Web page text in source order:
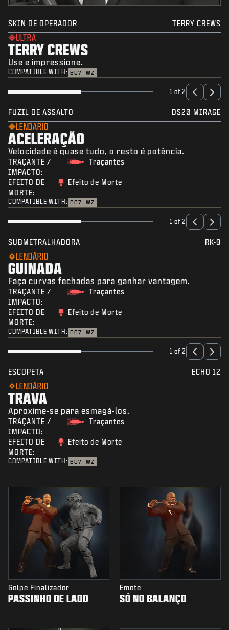
SKIN DE OPERADOR TERRY CREWS
ULTRA
TERRY CREWS
Use e impressione.
COMPATIBLE WITH: BO7 WZ
1 of 2
FUZIL DE ASSALTO DS20 MIRAGE
LENDÁRIO
ACELERAÇÃO
Velocidade é quase tudo, o resto é potência.
TRAÇANTE /
IMPACTO:
Traçantes
EFEITO DE
MORTE:
Efeito de Morte
COMPATIBLE WITH: BO7 WZ
1 of 2
SUBMETRALHADORA RK-9
LENDÁRIO
GUINADA
Faça curvas fechadas para ganhar vantagem.
TRAÇANTE /
IMPACTO:
Traçantes
EFEITO DE
MORTE:
Efeito de Morte
COMPATIBLE WITH: BO7 WZ
1 of 2
ESCOPETA ECHO 12
LENDÁRIO
TRAVA
Aproxime-se para esmagá-los.
TRAÇANTE /
IMPACTO:
Traçantes
EFEITO DE
MORTE:
Efeito de Morte
COMPATIBLE WITH: BO7 WZ
Golpe Finalizador
PASSINHO DE LADO
Emote
SÓ NO BALANÇO